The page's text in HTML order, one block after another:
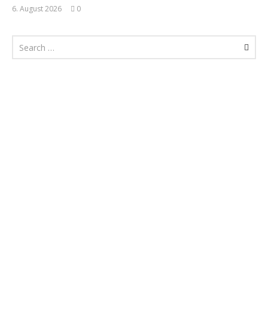
6. August 2026
0